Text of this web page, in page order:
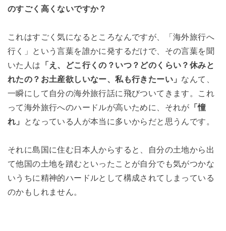
のすごく高くないですか？
これはすごく気になるところなんですが、「海外旅行へ
行く」という言葉を誰かに発するだけで、その言葉を聞
いた人は 「え、どこ行くの？いつ？どのくらい？休みと
れたの？お土産欲しいなー、私も行きたーい」 なんて、
一瞬にして自分の海外旅行話に飛びついてきます。これ
って海外旅行へのハードルが高いために、それが 「憧
れ」 となっている人が本当に多いからだと思うんです。
それに島国に住む日本人からすると、自分の土地から出
て他国の土地を踏むといったことが自分でも気がつかな
いうちに精神的ハードルとして構成されてしまっている
のかもしれません。